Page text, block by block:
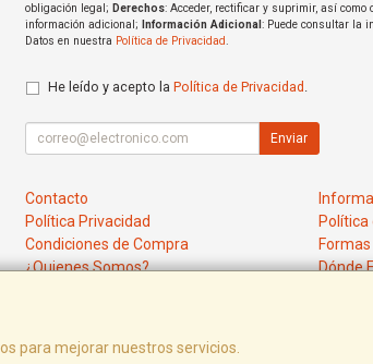
para mejorar nuestros servicios.
obligación legal; Derechos: Acceder, rectificar y suprimir, así como
información adicional;
Información Adicional : Puede consultar la
Datos en nuestra Política de Privacidad.
He leído y acepto la Política de Privacidad .
Enviar
Contacto
Política Privacidad
Política
Condiciones de Compra
¿Quienes Somos?
Dónde